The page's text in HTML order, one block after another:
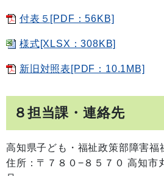
付表５[PDF：56KB]
様式[XLSX：308KB]
新旧対照表[PDF：10.1MB]
８担当課・連絡先
高知県子ども・福祉政策部障害福
住所：〒７８０−８５７０ 高知市